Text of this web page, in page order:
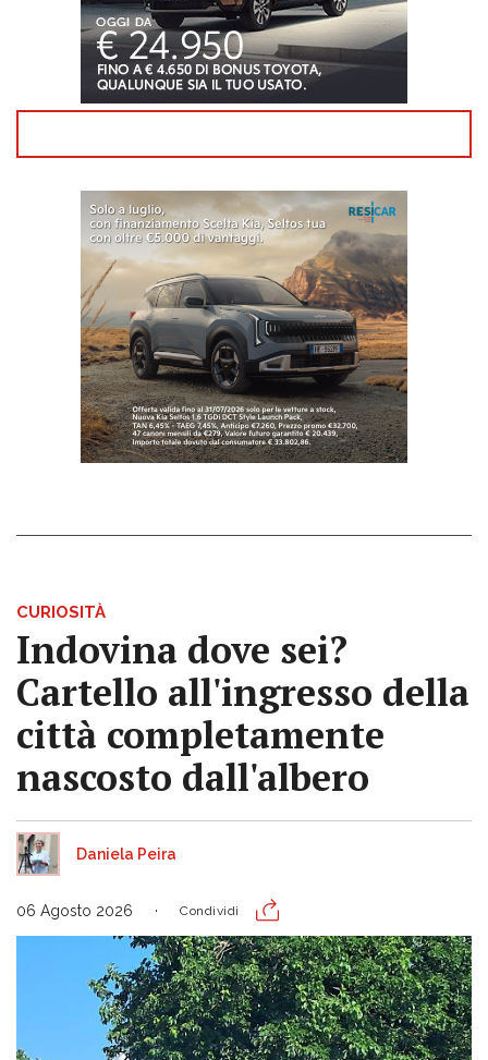
CURIOSITÀ
Indovina dove sei?
Cartello all'ingresso della
città completamente
nascosto dall'albero
Daniela Peira
06 Agosto 2026 Condividi